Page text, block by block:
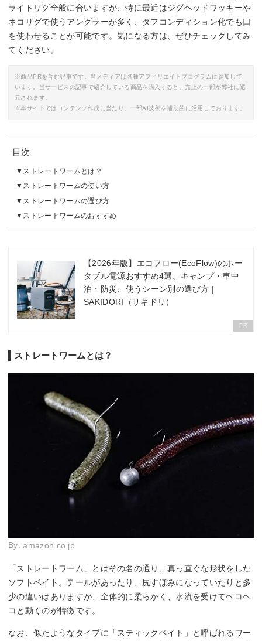
ライトリグ全般に合いますが、特に最近はジグヘッドワッキーや
ネコリグで使うアングラーが多く、タフコンディション化でも口
を使わせることが可能です。気になる方は、ぜひチェックしてみ
てください。
※商品PRを含む記事です。当メディアは各種アフィリエイトプログラムに参加して
います。当サービスの記事で紹介している商品を購入すると、売上の一部が弊社に還
元されます。
※本サイトではコンテンツ作成に当たり、一部AI技術を補助的に活用しております。
目次
ストレートワームとは？
ストレートワームの使い方
ストレートワームの選び方
ストレートワームのおすすめ
【2026年版】エコフロー(EcoFlow)のポー
タブル電源おすすめ4選。キャンプ・車中
泊・防災、使うシーン別の選び方 |
SAKIDORI（サキドリ）
PR
ストレートワームとは？
By:amazon.co.jp
「ストレートワーム」とはその名の通り、真っ直ぐな形状をした
ソフトベイト。テールがあったり、尻すぼみになっていたりと多
少の違いはありますが、全体的に柔らかく、水流を受けてヘコヘ
コと動くのが特徴です。
なお、似たようなタイプに「スティックベイト」と呼ばれるワー